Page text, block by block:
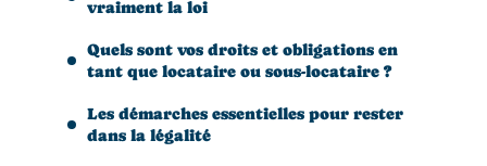
vraiment la loi
Quels sont vos droits et obligations en
tant que locataire ou sous-locataire ?
Les démarches essentielles pour rester
dans la légalité